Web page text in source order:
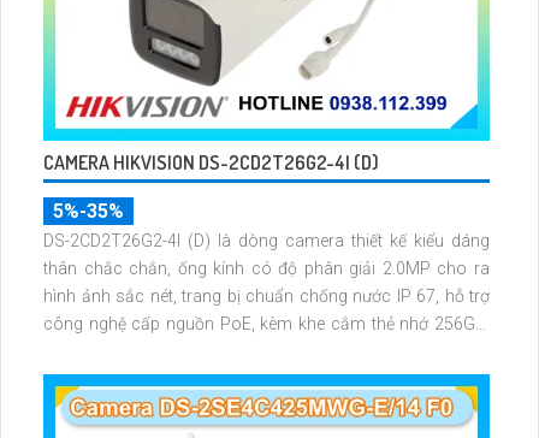
CAMERA HIKVISION DS-2CD2T26G2-4I (D)
5%-35%
DS-2CD2T26G2-4I (D) là dòng camera thiết kế kiểu dáng
thân chắc chắn, ống kính có độ phân giải 2.0MP cho ra
hình ảnh sắc nét, trang bị chuẩn chống nước IP 67, hỗ trợ
công nghệ cấp nguồn PoE, kèm khe cắm thẻ nhớ 256GB,